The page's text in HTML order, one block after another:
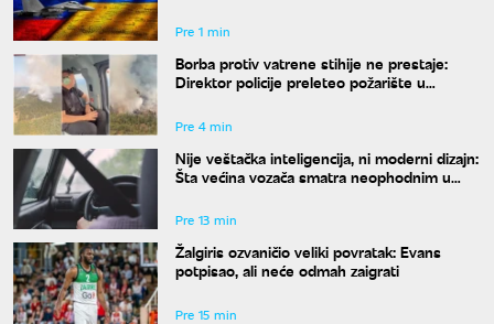
Pre 1 min
Borba protiv vatrene stihije ne prestaje:
Direktor policije preleteo požarište u
Pre 4 min
Nije veštačka inteligencija, ni moderni dizajn:
Šta većina vozača smatra neophodnim u
Pre 13 min
Žalgiris ozvaničio veliki povratak: Evans
potpisao, ali neće odmah zaigrati
Pre 15 min